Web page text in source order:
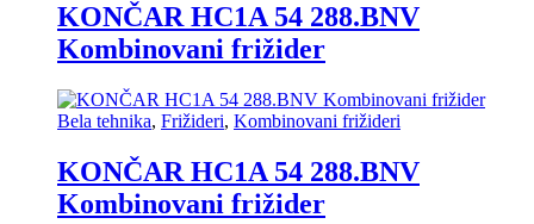
KONČAR HC1A 54 288.BNV
Kombinovani frižider
Bela tehnika, Frižideri, Kombinovani frižideri
KONČAR HC1A 54 288.BNV
Kombinovani frižider